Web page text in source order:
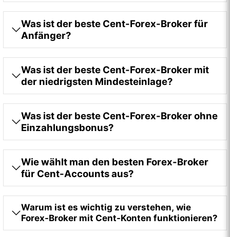
Was ist der beste Cent-Forex-Broker für
Anfänger?
Was ist der beste Cent-Forex-Broker mit
der niedrigsten Mindesteinlage?
Was ist der beste Cent-Forex-Broker ohne
Einzahlungsbonus?
Wie wählt man den besten Forex-Broker
für Cent-Accounts aus?
Warum ist es wichtig zu verstehen, wie
Forex-Broker mit Cent-Konten funktionieren?